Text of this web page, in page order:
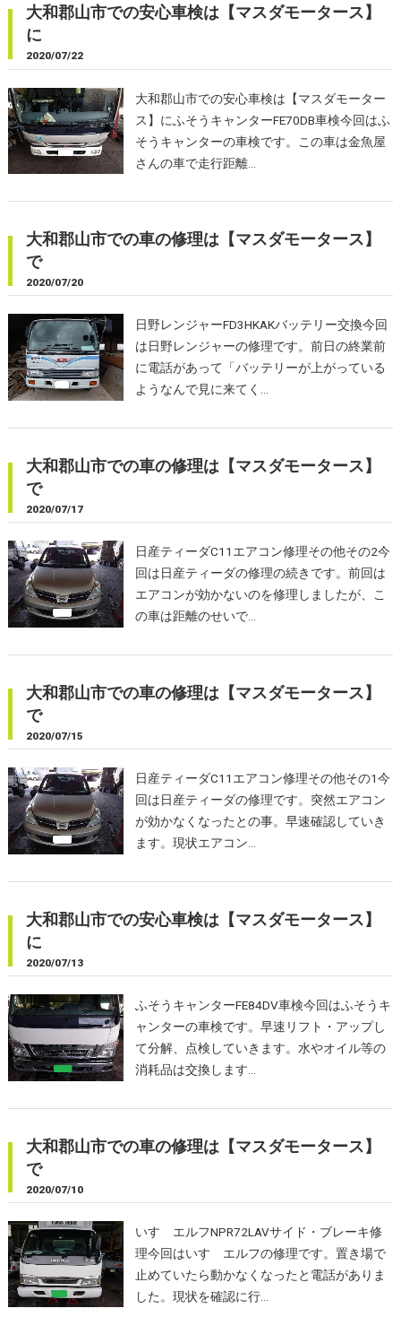
大和郡山市での安心車検は【マスダモータース】
に
2020/07/22
大和郡山市での安心車検は【マスダモーター
ス】にふそうキャンターFE70DB車検今回はふ
そうキャンターの車検です。この車は金魚屋
さんの車で走行距離…
大和郡山市での車の修理は【マスダモータース】
で
2020/07/20
日野レンジャーFD3HKAKバッテリー交換今回
は日野レンジャーの修理です。前日の終業前
に電話があって「バッテリーが上がっている
ようなんで見に来てく…
大和郡山市での車の修理は【マスダモータース】
で
2020/07/17
日産ティーダC11エアコン修理その他その2今
回は日産ティーダの修理の続きです。前回は
エアコンが効かないのを修理しましたが、こ
の車は距離のせいで…
大和郡山市での車の修理は【マスダモータース】
で
2020/07/15
日産ティーダC11エアコン修理その他その1今
回は日産ティーダの修理です。突然エアコン
が効かなくなったとの事。早速確認していき
ます。現状エアコン…
大和郡山市での安心車検は【マスダモータース】
に
2020/07/13
ふそうキャンターFE84DV車検今回はふそうキ
ャンターの車検です。早速リフト・アップし
て分解、点検していきます。水やオイル等の
消耗品は交換します…
大和郡山市での車の修理は【マスダモータース】
で
2020/07/10
いすゞエルフNPR72LAVサイド・ブレーキ修
理今回はいすゞエルフの修理です。置き場で
止めていたら動かなくなったと電話がありま
した。現状を確認に行…